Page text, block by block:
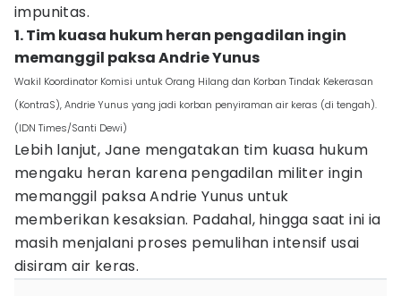
impunitas.
1. Tim kuasa hukum heran pengadilan ingin
memanggil paksa Andrie Yunus
Wakil Koordinator Komisi untuk Orang Hilang dan Korban Tindak Kekerasan
(KontraS), Andrie Yunus yang jadi korban penyiraman air keras (di tengah).
(IDN Times/Santi Dewi)
Lebih lanjut, Jane mengatakan tim kuasa hukum
mengaku heran karena pengadilan militer ingin
memanggil paksa Andrie Yunus untuk
memberikan kesaksian. Padahal, hingga saat ini ia
masih menjalani proses pemulihan intensif usai
disiram air keras.